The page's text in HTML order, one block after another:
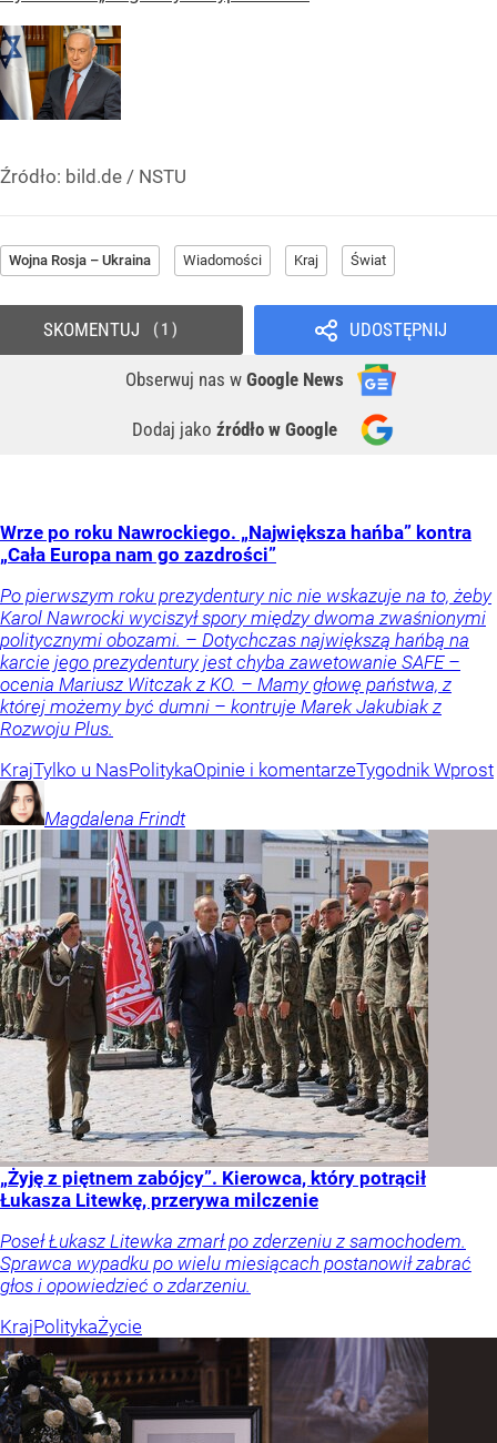
Źródło: bild.de / NSTU
Wojna Rosja – Ukraina Wiadomości Kraj Świat
UDOSTĘPNIJ
Obserwuj nas w Google News
Dodaj jako źródło w Google
SKOMENTUJ 1
Wrze po roku Nawrockiego. „Największa hańba” kontra
„Cała Europa nam go zazdrości”
Po pierwszym roku prezydentury nic nie wskazuje na to, żeby
Karol Nawrocki wyciszył spory między dwoma zwaśnionymi
politycznymi obozami. – Dotychczas największą hańbą na
karcie jego prezydentury jest chyba zawetowanie SAFE –
ocenia Mariusz Witczak z KO. – Mamy głowę państwa, z
której możemy być dumni – kontruje Marek Jakubiak z
Rozwoju Plus.
KrajTylko u NasPolitykaOpinie i komentarzeTygodnik Wprost
Magdalena Frindt
„Żyję z piętnem zabójcy”. Kierowca, który potrącił
Łukasza Litewkę, przerywa milczenie
Poseł Łukasz Litewka zmarł po zderzeniu z samochodem.
Sprawca wypadku po wielu miesiącach postanowił zabrać
głos i opowiedzieć o zdarzeniu.
KrajPolitykaŻycie